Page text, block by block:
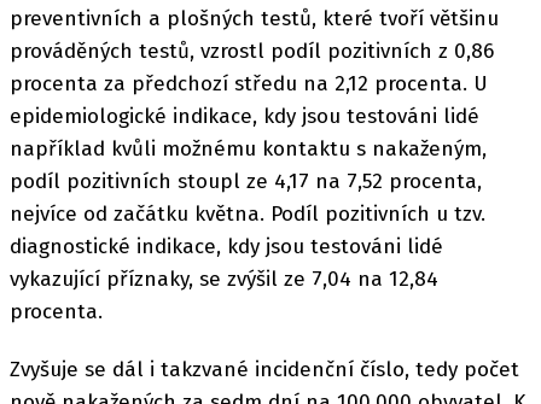
preventivních a plošných testů, které tvoří většinu
prováděných testů, vzrostl podíl pozitivních z 0,86
procenta za předchozí středu na 2,12 procenta. U
epidemiologické indikace, kdy jsou testováni lidé
například kvůli možnému kontaktu s nakaženým,
podíl pozitivních stoupl ze 4,17 na 7,52 procenta,
nejvíce od začátku května. Podíl pozitivních u tzv.
diagnostické indikace, kdy jsou testováni lidé
vykazující příznaky, se zvýšil ze 7,04 na 12,84
procenta.
Zvyšuje se dál i takzvané incidenční číslo, tedy počet